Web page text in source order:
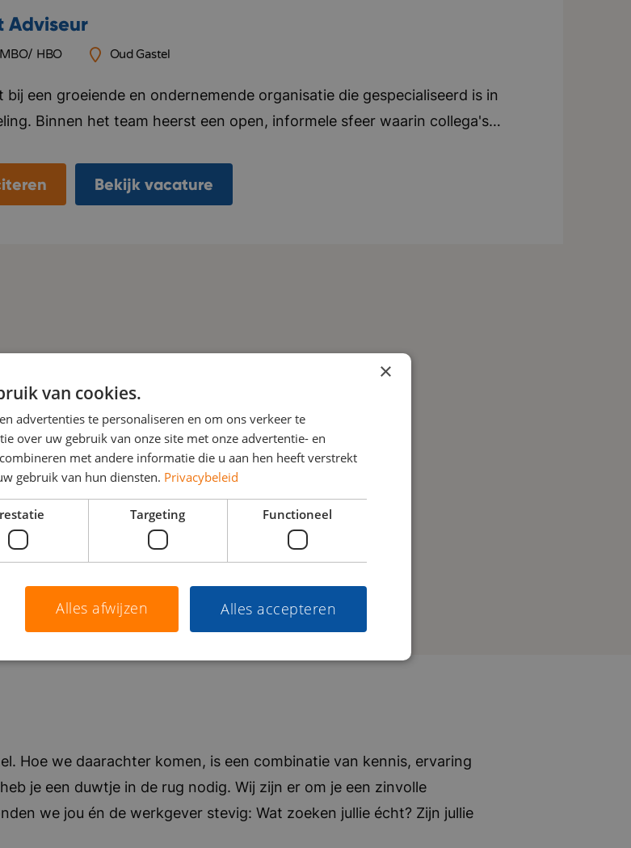
Adviseur
MBO/ HBO Oud Gastel
een groeiende en ondernemende organisatie die gespecialiseerd is in
Binnen het team heerst een open, informele sfeer waarin collega's
je kunt rekenen op goede begeleiding en coaching. De organisatie
Bekijk vacature
Hoe we daarachter komen, is een combinatie van kennis, ervaring
je een duwtje in de rug nodig. Wij zijn er om je een zinvolle
we jou én de werkgever stevig: Wat zoeken jullie écht? Zijn jullie
×
van cookies.
advertenties te personaliseren en om ons verkeer te
over uw gebruik van onze site met onze advertentie- en
met andere informatie die u aan hen heeft verstrekt
gebruik van hun diensten. Privacybeleid
Targeting Functioneel
Alles accepteren
Alles afwijzen